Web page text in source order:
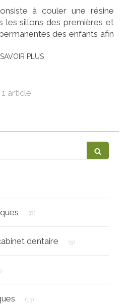
à couler une résine
les sillons des premières et
des enfants afin
PLUS
1 article
(8)
dentaire (5)
(13)